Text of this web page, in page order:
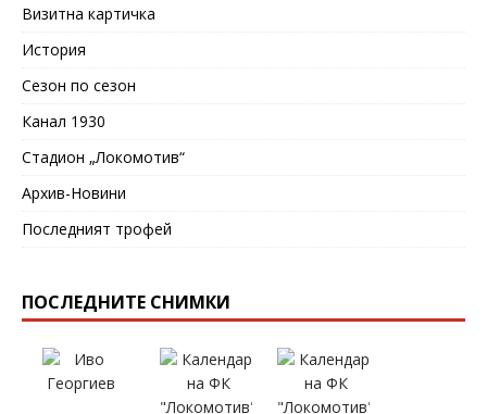
Визитна картичка
История
Сезон по сезон
Канал 1930
Стадион „Локомотив“
Архив-Новини
Последният трофей
ПОСЛЕДНИТЕ СНИМКИ